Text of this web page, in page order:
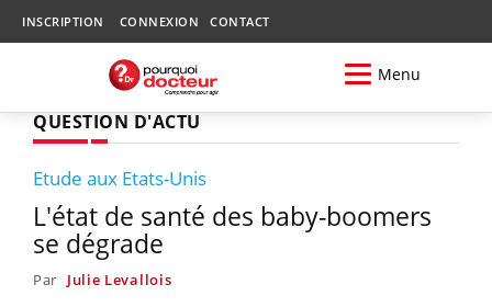
INSCRIPTION CONNEXION CONTACT
Menu
QUESTION D'ACTU
Etude aux Etats-Unis
L'état de santé des baby-boomers
se dégrade
Par Julie Levallois